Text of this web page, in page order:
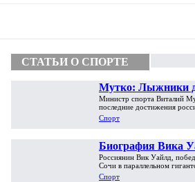
СТАТЬИ О СПОРТЕ
Мутко: Лыжники
в России мужики
Министр спорта Виталий
последние достижения
Спорт
Биография Вика
Россиянин Вик Уайлд,
Сочи в параллельном
Спорт